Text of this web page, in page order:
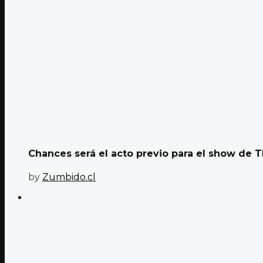
Chances será el acto previo para el show de
by Zumbido.cl